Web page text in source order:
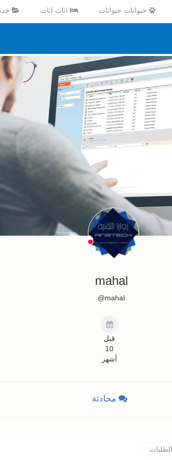
حيوانات حيوانات اثاث اثاث
mahal
mahal@
قبل
10
أشهر
محادثة
الطلبات